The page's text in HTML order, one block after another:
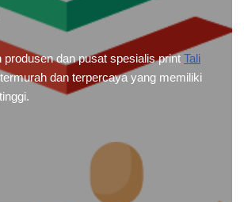
produsen dan pusat spesialis print Tali
dan terpercaya yang memiliki